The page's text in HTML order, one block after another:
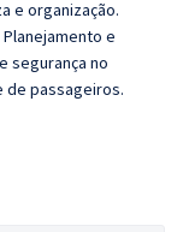
e organização.
e
segurança no
de passageiros.